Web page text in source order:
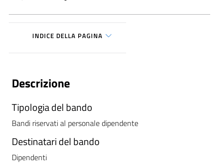
d
e
e
r
A
m
i
INDICE DELLA PAGINA
Descrizione
Tipologia del bando
Bandi riservati al personale dipendente
Destinatari del bando
Dipendenti